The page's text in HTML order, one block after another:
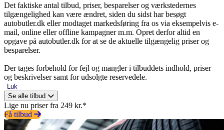
Det faktiske antal tilbud, priser, besparelser og værkstedernes
tilgængelighed kan være ændret, siden du sidst har besøgt
autobutler.dk eller modtaget markedsføring fra os via eksempelvis e-
mail, online eller offline kampagner m.m. Opret derfor altid en
opgave på autobutler.dk for at se de aktuelle tilgængelig priser og
besparelser.
Der tages forbehold for fejl og mangler i tilbuddets indhold, priser
og beskrivelser samt for udsolgte reservedele.
Luk
Se alle tilbud
Lige nu priser fra 249 kr.*
Få tilbud